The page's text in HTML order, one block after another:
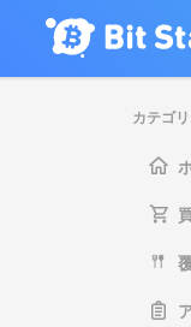
カテゴリ